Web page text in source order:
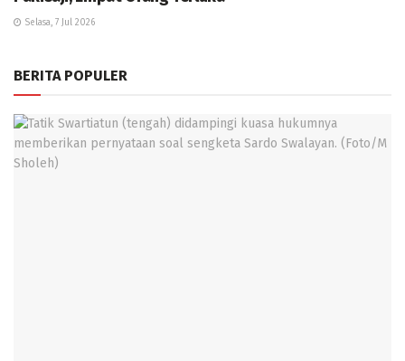
Selasa, 7 Jul 2026
BERITA POPULER